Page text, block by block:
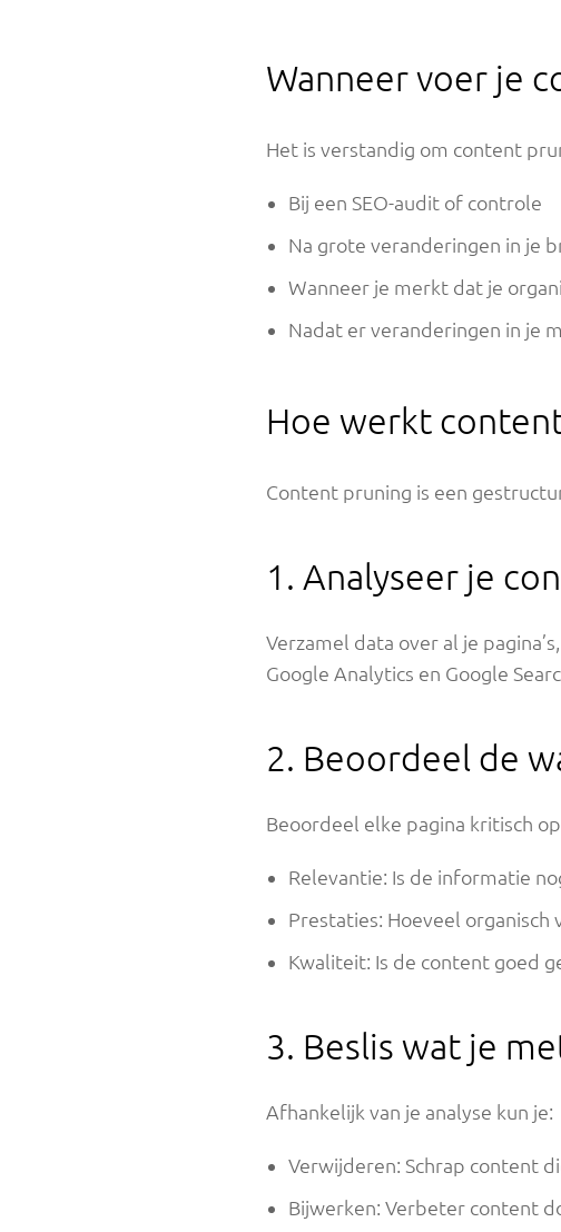
Wanneer voer je
Het is verstandig om content
Bij een SEO-audit of controle
Na grote veranderingen in je
Wanneer je merkt dat je
Nadat er veranderingen in je
Hoe werkt
Content pruning is een
1. Analyseer je
Verzamel data over al je
Google Analytics en Google
2. Beoordeel de
Beoordeel elke pagina kritisch
Relevantie: Is de informatie
Prestaties: Hoeveel
Kwaliteit: Is de content goed
3. Beslis wat je
Afhankelijk van je analyse kun je:
Verwijderen: Schrap content
Bijwerken: Verbeter content